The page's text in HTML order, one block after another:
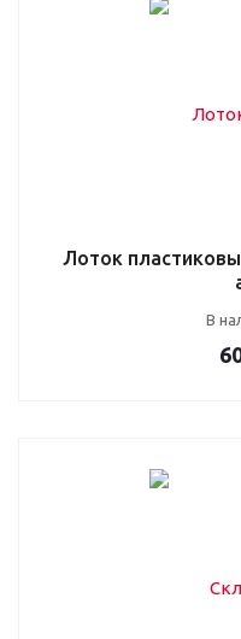
Лоток
В